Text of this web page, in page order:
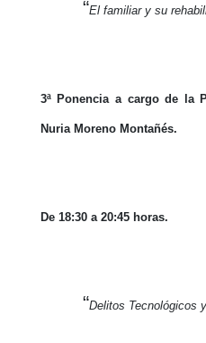
“El familiar y su
3ª Ponencia a cargo de la
Nuria Moreno Montañés.
De 18:30 a 20:45 horas.
“Delitos Tecnológicos